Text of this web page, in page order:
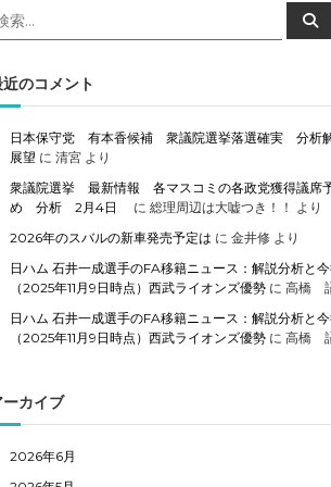
検
索
近のコメント
日本保守党 有本香候補 衆議院選挙落選確実 分析
展望 に清宮 より
衆議院選挙 最新情報 各マスコミの各政党獲得議席
め 分析 2月4日
に総理周辺は大嘘つき！！ より
2026年のスバルの新車発売予定は に金井修 より
日ハム 石井一成選手のFA移籍ニュース：解説分析と
（2025年11月9日時点）西武ライオンズ優勢 に高橋
日ハム 石井一成選手のFA移籍ニュース：解説分析と
（2025年11月9日時点）西武ライオンズ優勢 に高橋
ーカイブ
2026年6月